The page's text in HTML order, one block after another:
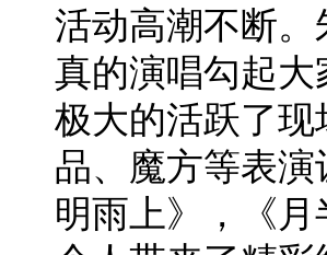
活动高潮不断
真的演唱勾起
极大的活跃了
品、魔方等表
明雨上》，《